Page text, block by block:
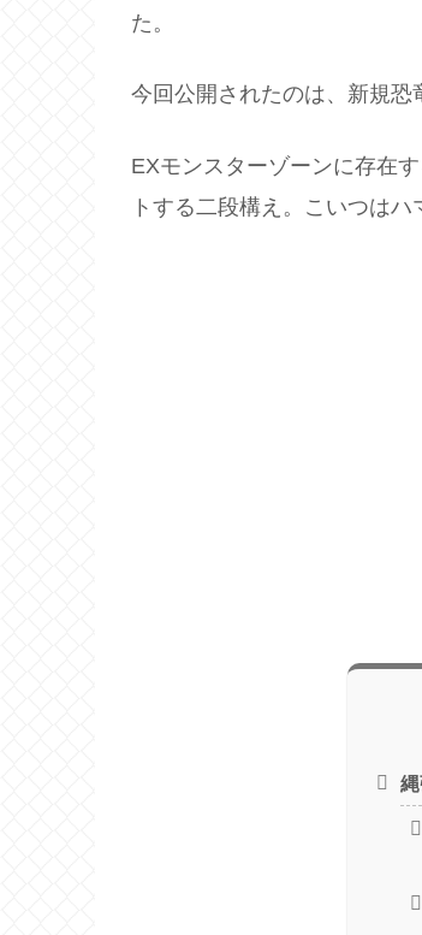
た。
今回公開されたのは、新規恐
EXモンスターゾーンに存在
トする二段構え。こいつはハ